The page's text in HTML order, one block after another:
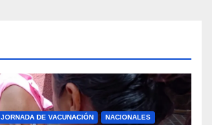
JORNADA DE VACUNACIÓN
NACIONALES